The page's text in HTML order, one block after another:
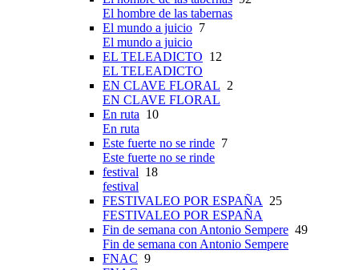
El hombre de las tabernas
El mundo a juicio 7
El mundo a juicio
EL TELEADICTO 12
EL TELEADICTO
EN CLAVE FLORAL 2
EN CLAVE FLORAL
En ruta 10
En ruta
Este fuerte no se rinde 7
Este fuerte no se rinde
festival 18
festival
FESTIVALEO POR ESPAÑA
25
FESTIVALEO POR ESPAÑA
Fin de semana con Antonio Sempere 49
Fin de semana con Antonio Sempere
FNAC 9